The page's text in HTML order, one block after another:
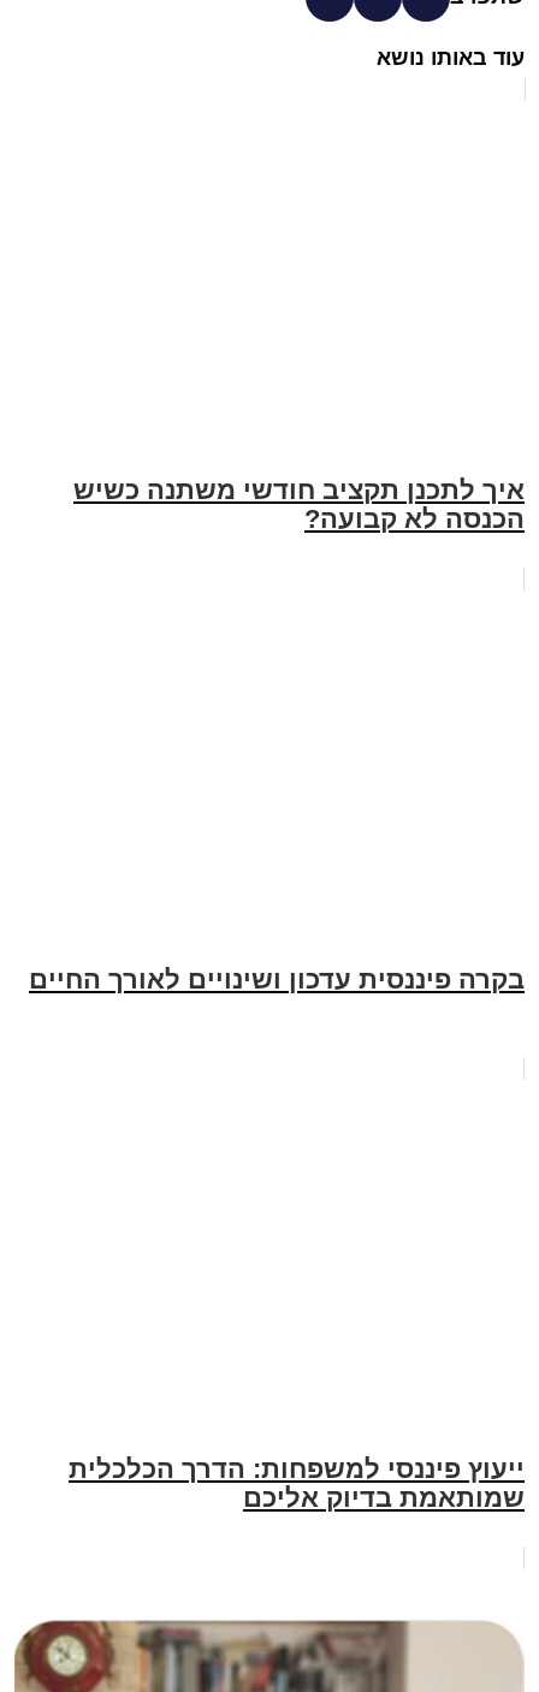
עוד באותו נושא
איך לתכנן תקציב חודשי משתנה כשיש
הכנסה לא קבועה?
בקרה פיננסית עדכון ושינויים לאורך החיים
ייעוץ פיננסי למשפחות: הדרך הכלכלית
שמותאמת בדיוק אליכם